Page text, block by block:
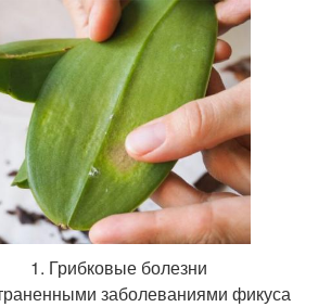
Грибковые болезни
заболеваниями фикуса